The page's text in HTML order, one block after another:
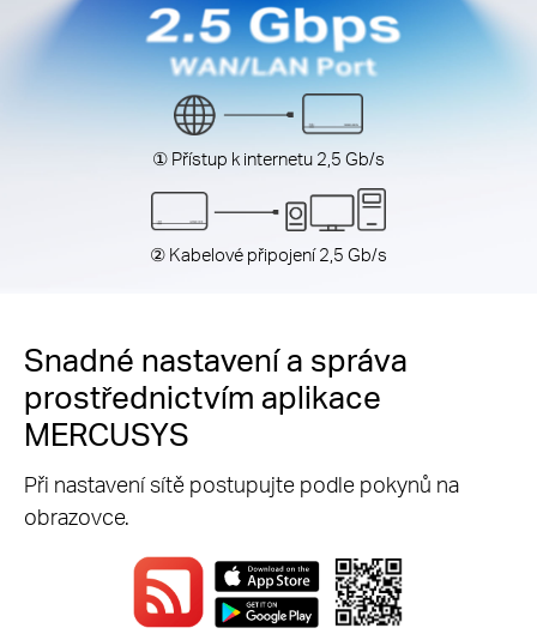
① Přístup k internetu 2,5 Gb/s
② Kabelové připojení 2,5 Gb/s
Snadné nastavení a správa
prostřednictvím aplikace
MERCUSYS
Při nastavení sítě postupujte podle pokynů na
obrazovce.